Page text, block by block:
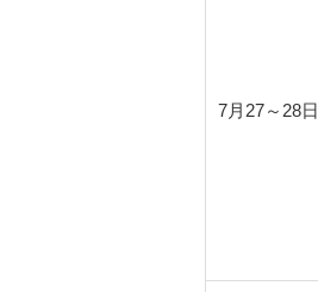
7月27～28日